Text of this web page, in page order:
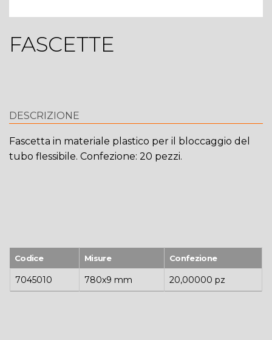
FASCETTE
DESCRIZIONE
Fascetta in materiale plastico per il bloccaggio del
tubo flessibile. Confezione: 20 pezzi.
Codice Misure Confezione
7045010 780x9 mm 20,00000 pz